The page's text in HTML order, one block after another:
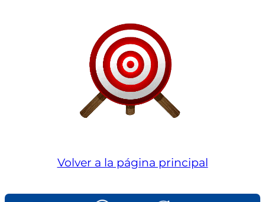
Volver a la página principal